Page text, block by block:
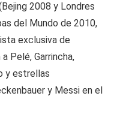
2008 y Londres
del Mundo de 2010,
exclusiva de
Pelé, Garrincha,
y estrellas
y Messi en el